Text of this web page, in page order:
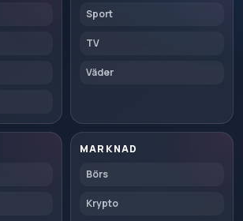
Sport
TV
Väder
MARKNAD
Börs
Krypto